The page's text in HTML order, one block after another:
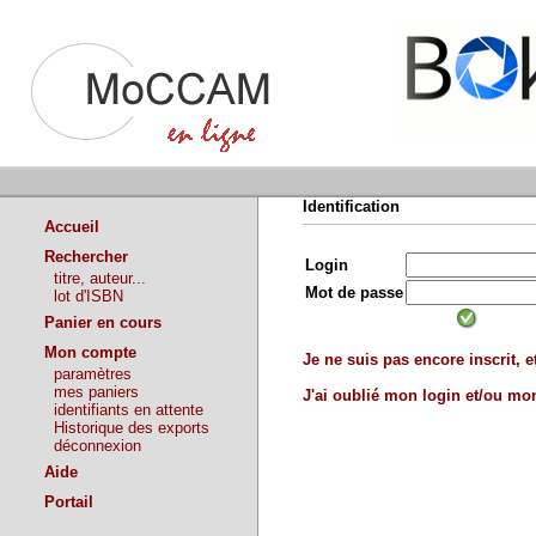
Accueil
Rechercher
titre, auteur...
lot d'ISBN
Panier en cours
Mon compte
paramètres
mes paniers
identifiants en attente
Historique des exports
déconnexion
Aide
Portail
Identification
Login
Mot de passe
Je ne suis pas encore inscrit,
J'ai oublié mon login et/ou